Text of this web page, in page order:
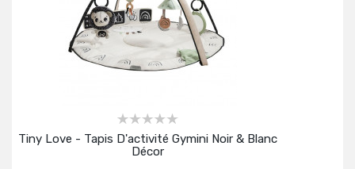
Tiny Love - Tapis D'activité Gymini Noir & Blanc
Décor